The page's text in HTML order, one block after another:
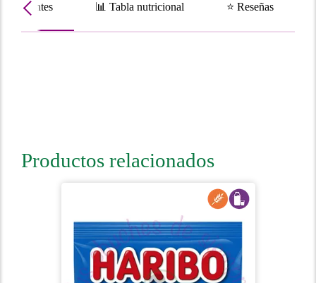
📊 Tabla nutricional ⭐ Reseñas
Productos relacionados